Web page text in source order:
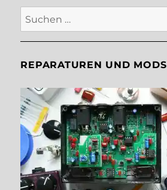
Suche
nach:
REPARATUREN UND MODS